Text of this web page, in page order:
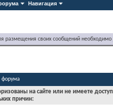
Навигация
размещения своих сообщений необходимо
форума
на сайте или не имеете
причин: